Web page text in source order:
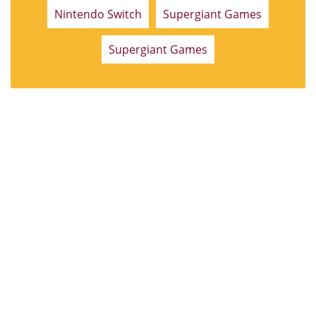
Nintendo Switch Supergiant Games
Supergiant Games